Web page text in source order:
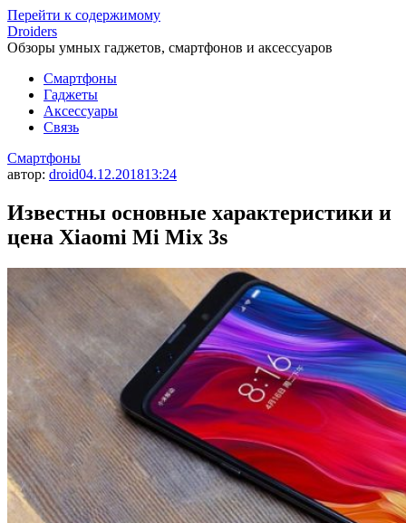
Перейти к содержимому
Droiders
Обзоры умных гаджетов, смартфонов и аксессуаров
Смартфоны
Гаджеты
Аксессуары
Связь
Смартфоны
автор: droid04.12.201813:24
Известны основные характеристики и
цена Xiaomi Mi Mix 3s